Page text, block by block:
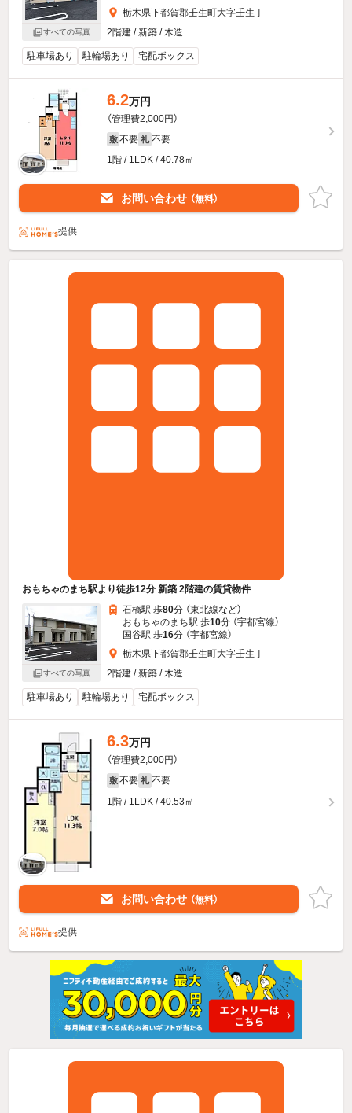
すべての写真
栃木県下都賀郡壬生町大字壬生丁
2階建 / 新築 / 木造
駐車場あり 駐輪場あり 宅配ボックス
6.2万円
（管理費2,000円）
敷 不要 礼 不要
1階 / 1LDK / 40.78㎡
お問い合わせ （無料）
提供
おもちゃのまち駅より徒歩12分 新築 2階建の賃貸物件
すべての写真
石橋駅 歩80分 （東北線など）
おもちゃのまち駅 歩10分 （宇都宮線）
国谷駅 歩16分 （宇都宮線）
栃木県下都賀郡壬生町大字壬生丁
2階建 / 新築 / 木造
駐車場あり 駐輪場あり 宅配ボックス
6.3万円
（管理費2,000円）
敷 不要 礼 不要
1階 / 1LDK / 40.53㎡
お問い合わせ （無料）
提供